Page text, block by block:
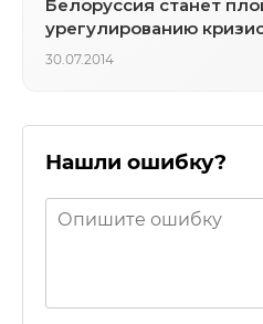
Белоруссия станет
урегулированию
30.07.2014
Нашли ошибку?